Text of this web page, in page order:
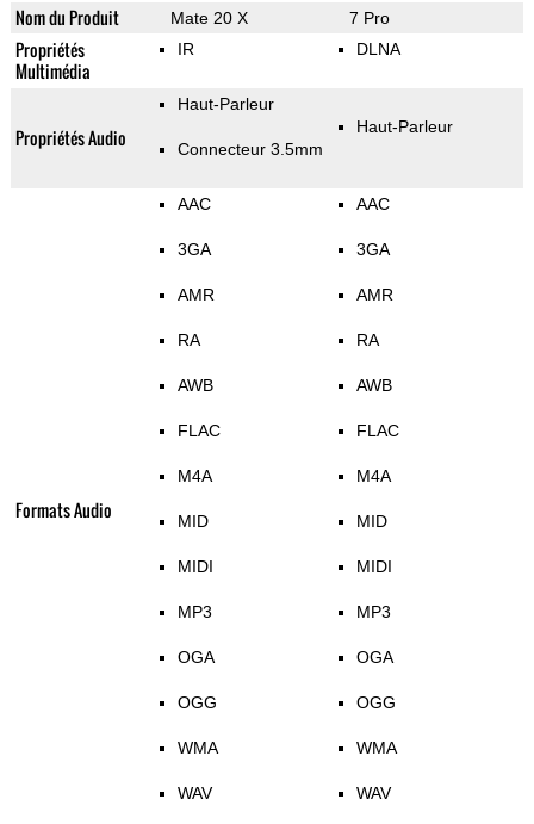
Nom du Produit Mate 20 X 7 Pro
Propriétés
Multimédia
IR DLNA
Propriétés Audio
Haut-Parleur
Connecteur 3.5mm
Haut-Parleur
Formats Audio
AAC
3GA
AMR
RA
AWB
FLAC
M4A
MID
MIDI
MP3
OGA
OGG
WMA
WAV
AAC
3GA
AMR
RA
AWB
FLAC
M4A
MID
MIDI
MP3
OGA
OGG
WMA
WAV